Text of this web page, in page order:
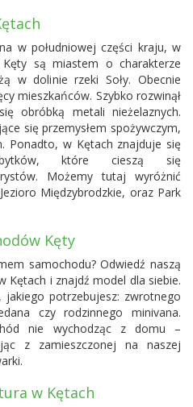
w południowej części kraju, w
Kęty są miastem o charakterze
w dolinie rzeki Soły. Obecnie
mieszkańców. Szybko rozwinął
obróbką metali nieżelaznych.
się przemysłem spożywczym,
Ponadto, w Kętach znajduje się
które cieszą się
Możemy tutaj wyróżnić
Międzybrodzkie, oraz Park
Kęty
samochodu? Odwiedź naszą
Kętach i znajdź model dla siebie.
jakiego potrzebujesz: zwrotnego
czy rodzinnego minivana.
nie wychodząc z domu –
z zamieszczonej na naszej
w Kętach